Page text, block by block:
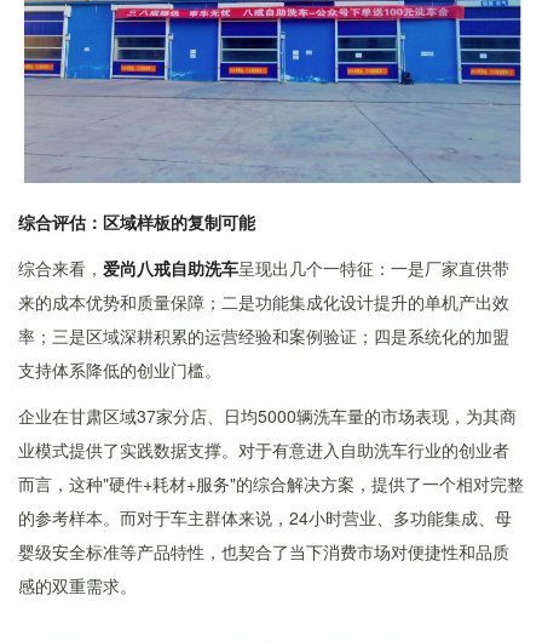
综合评估：区域样板的复制可能
综合来看， 爱尚八戒自助洗车呈现出几个一特征：一是厂家直供带
来的成本优势和质量保障；二是功能集成化设计提升的单机产出效
率；三是区域深耕积累的运营经验和案例验证；四是系统化的加盟
支持体系降低的创业门槛。
企业在甘肃区域37家分店、日均5000辆洗车量的市场表现，为其商
业模式提供了实践数据支撑。对于有意进入自助洗车行业的创业者
而言，这种"硬件+耗材+服务"的综合解决方案，提供了一个相对完整
的参考样本。而对于车主群体来说，24小时营业、多功能集成、母
婴级安全标准等产品特性，也契合了当下消费市场对便捷性和品质
感的双重需求。